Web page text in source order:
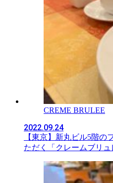
CREME BRULEE
2022.09.24
【東京】新丸ビル5階の
ただく「クレームブリュ